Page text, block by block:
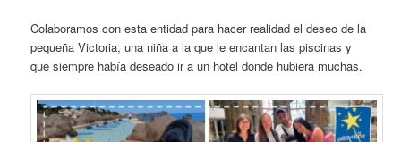
Colaboramos con esta entidad para hacer realidad el deseo de la
pequeña Victoria, una niña a la que le encantan las piscinas y
que siempre había deseado ir a un hotel donde hubiera muchas.